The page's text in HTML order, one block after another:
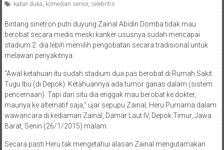
kabar duka, komedian senior, selebritis
Bintang sinetron putri duyung Zainal Abidin Domba tidak mau
berobat secara medis meski kanker ususnya sudah mencapai
stadium 2. dia lebih memilih pengobatan secara tradisional untuk
melawan penyakitnya.
“Awal ketahuan itu sudah stadium dua pas berobat di Rumah Sakit
Tugu Ibu (di Depok). Ketahuannya ada tumor ganas dalam (sistem
pencernaan). Tapi dari situ dia enggak mau berobat ke dokter,
maunya ke alternatif saja,” ujar sepupu Zainal, Heru Purnama dalam
wawancara di kediaman Zainal, Damar Laut IV, Depok Timur, Jawa
Barat, Senin (26/1/2015) malam.
Secara pasti Heru tak mengetahui alasan Zainal mengutamakan